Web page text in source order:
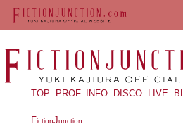
TOP PROF INFO DISCO LIVE
FictionJunction